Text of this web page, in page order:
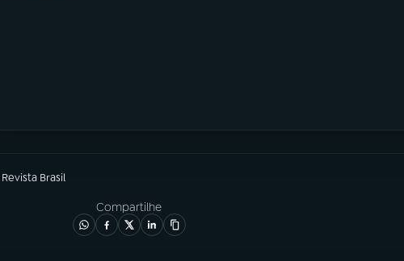
Revista Brasil
Compartilhe